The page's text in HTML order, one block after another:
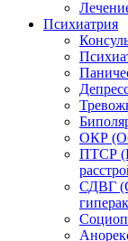
Психиатрия
ОКР
ПТСР
СДВГ